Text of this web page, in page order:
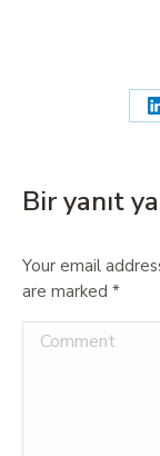
Bir yanıt
Your email
are marked *
Comment